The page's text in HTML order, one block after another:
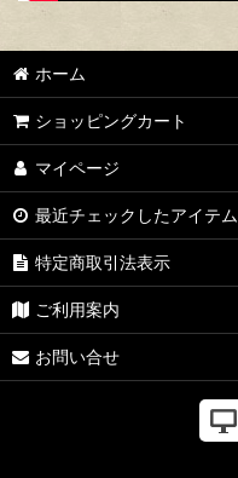
ホーム
ショッピングカート
マイページ
最近チェックしたアイテム
特定商取引法表示
ご利用案内
お問い合せ